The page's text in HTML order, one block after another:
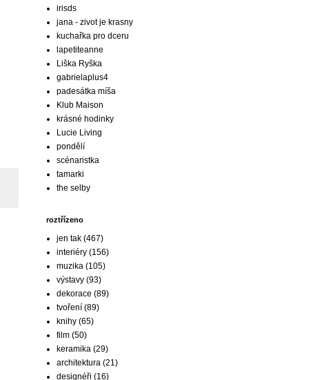
irisds
jana - zivot je krasny
kuchařka pro dceru
lapetiteanne
Liška Ryška
gabrielaplus4
padesátka míša
Klub Maison
krásné hodinky
Lucie Living
pondělí
scénaristka
tamarki
the selby
roztřízeno
jen tak (467)
interiéry (156)
muzika (105)
výstavy (93)
dekorace (89)
tvoření (89)
knihy (65)
film (50)
keramika (29)
architektura (21)
designéři (16)